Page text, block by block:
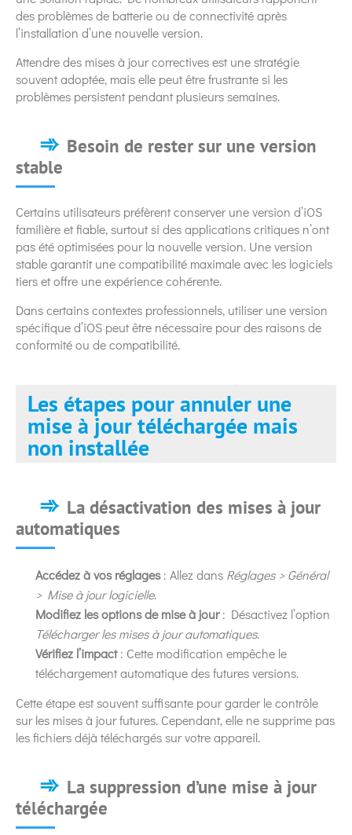
des problèmes de batterie ou de connectivité après
l’installation d’une nouvelle version.
Attendre des mises à jour correctives est une stratégie
souvent adoptée, mais elle peut être frustrante si les
problèmes persistent pendant plusieurs semaines.
Besoin de rester sur une version
stable
Certains utilisateurs préfèrent conserver une version d’iOS
familière et fiable, surtout si des applications critiques n’ont
pas été optimisées pour la nouvelle version. Une version
stable garantit une compatibilité maximale avec les logiciels
tiers et offre une expérience cohérente.
Dans certains contextes professionnels, utiliser une version
spécifique d’iOS peut être nécessaire pour des raisons de
conformité ou de compatibilité.
Les étapes pour annuler une
mise à jour téléchargée mais
non installée
La désactivation des mises à jour
automatiques
Accédez à vos réglages: Allez dans Réglages > Général
> Mise à jour logicielle.
Modifiez les options de mise à jour: Désactivez l’option
Télécharger les mises à jour automatiques.
Vérifiez l’impact: Cette modification empêche le
téléchargement automatique des futures versions.
Cette étape est souvent suffisante pour garder le contrôle
sur les mises à jour futures. Cependant, elle ne supprime pas
les fichiers déjà téléchargés sur votre appareil.
La suppression d’une mise à jour
téléchargée